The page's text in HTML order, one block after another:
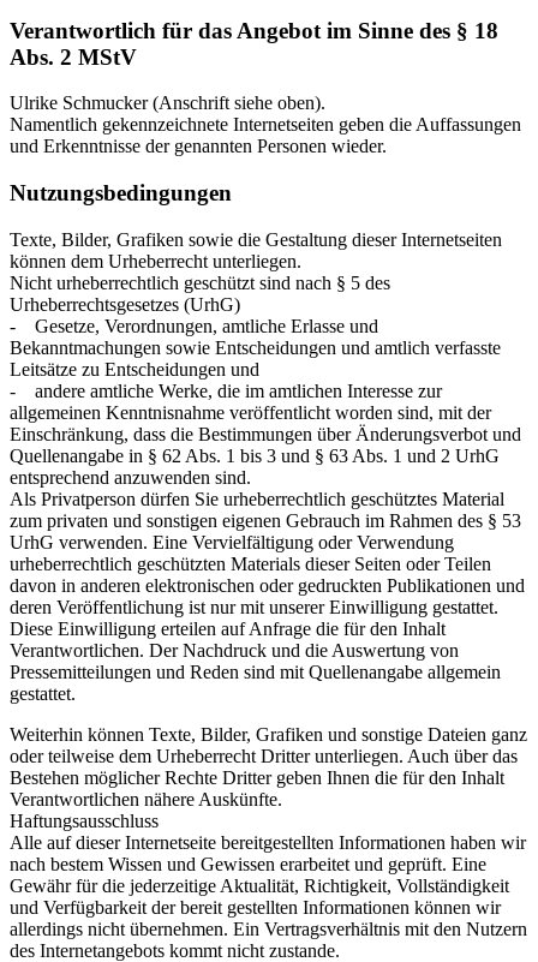
Verantwortlich für das Angebot im Sinne des § 18
Abs. 2 MStV
Ulrike Schmucker (Anschrift siehe oben).
Namentlich gekennzeichnete Internetseiten geben die Auffassungen
und Erkenntnisse der genannten Personen wieder.
Nutzungsbedingungen
Texte, Bilder, Grafiken sowie die Gestaltung dieser Internetseiten
können dem Urheberrecht unterliegen.
Nicht urheberrechtlich geschützt sind nach § 5 des
Urheberrechtsgesetzes (UrhG)
- Gesetze, Verordnungen, amtliche Erlasse und
Bekanntmachungen sowie Entscheidungen und amtlich verfasste
Leitsätze zu Entscheidungen und
- andere amtliche Werke, die im amtlichen Interesse zur
allgemeinen Kenntnisnahme veröffentlicht worden sind, mit der
Einschränkung, dass die Bestimmungen über Änderungsverbot und
Quellenangabe in § 62 Abs. 1 bis 3 und § 63 Abs. 1 und 2 UrhG
entsprechend anzuwenden sind.
Als Privatperson dürfen Sie urheberrechtlich geschütztes Material
zum privaten und sonstigen eigenen Gebrauch im Rahmen des § 53
UrhG verwenden. Eine Vervielfältigung oder Verwendung
urheberrechtlich geschützten Materials dieser Seiten oder Teilen
davon in anderen elektronischen oder gedruckten Publikationen und
deren Veröffentlichung ist nur mit unserer Einwilligung gestattet.
Diese Einwilligung erteilen auf Anfrage die für den Inhalt
Verantwortlichen. Der Nachdruck und die Auswertung von
Pressemitteilungen und Reden sind mit Quellenangabe allgemein
gestattet.
Weiterhin können Texte, Bilder, Grafiken und sonstige Dateien ganz
oder teilweise dem Urheberrecht Dritter unterliegen. Auch über das
Bestehen möglicher Rechte Dritter geben Ihnen die für den Inhalt
Verantwortlichen nähere Auskünfte.
Haftungsausschluss
Alle auf dieser Internetseite bereitgestellten Informationen haben wir
nach bestem Wissen und Gewissen erarbeitet und geprüft. Eine
Gewähr für die jederzeitige Aktualität, Richtigkeit, Vollständigkeit
und Verfügbarkeit der bereit gestellten Informationen können wir
allerdings nicht übernehmen. Ein Vertragsverhältnis mit den Nutzern
des Internetangebots kommt nicht zustande.